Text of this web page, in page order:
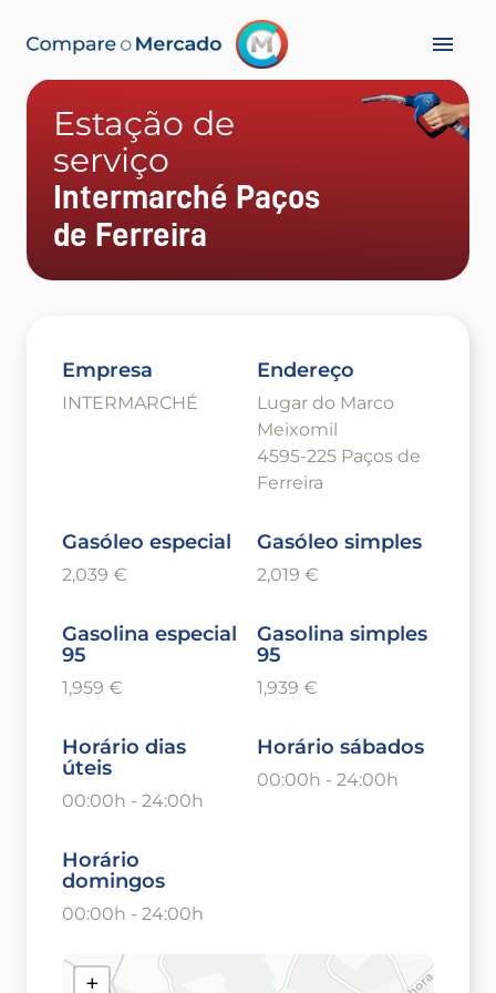
Estação de
serviço
Intermarché Paços
de Ferreira
Empresa
INTERMARCHÉ
Endereço
Lugar do Marco
Meixomil
4595-225 Paços de
Ferreira
Gasóleo especial
2,039 €
Gasóleo simples
2,019 €
Gasolina especial
95
1,959 €
Gasolina simples
95
1,939 €
Horário dias
úteis
00:00h - 24:00h
Horário sábados
00:00h - 24:00h
Horário
domingos
00:00h - 24:00h
+